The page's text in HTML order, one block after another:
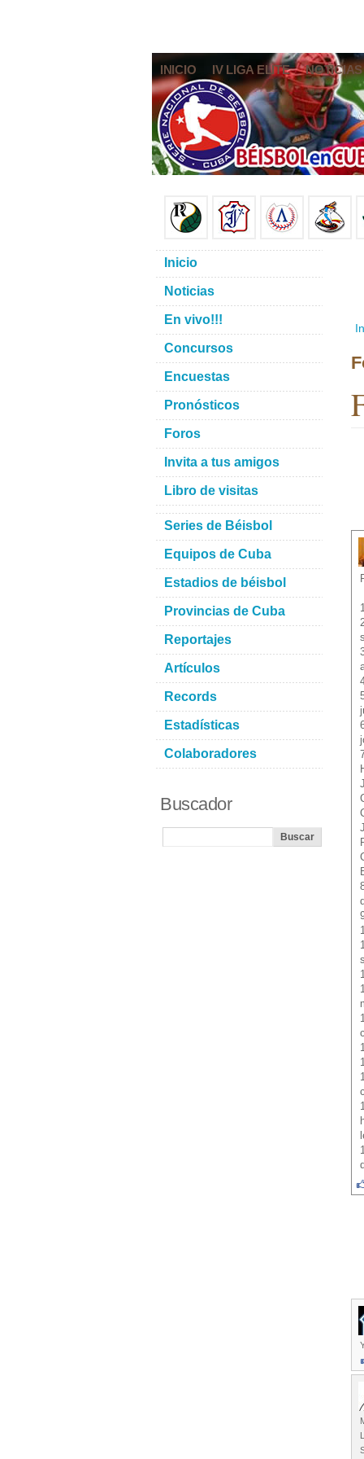
INICIO IV LIGA ELITE NOTICIAS
Inicio
Noticias
En vivo!!!
Concursos
Encuestas
Pronósticos
Foros
Invita a tus amigos
Libro de visitas
Series de Béisbol
Equipos de Cuba
Estadios de béisbol
Provincias de Cuba
Reportajes
Artículos
Records
Estadísticas
Colaboradores
Buscador